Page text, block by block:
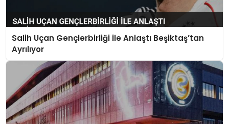
Salih Uçan Gençlerbirliği ile Anlaştı Beşiktaş’tan
Ayrılıyor